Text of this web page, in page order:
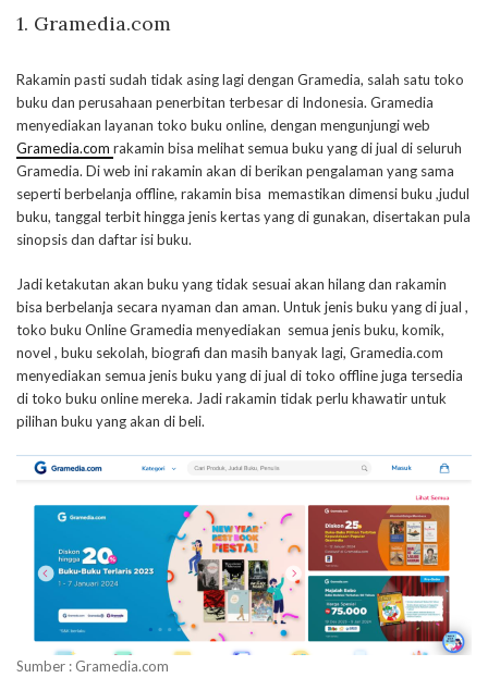
1. Gramedia.com
Rakamin pasti sudah tidak asing lagi dengan Gramedia, salah satu toko
buku dan perusahaan penerbitan terbesar di Indonesia. Gramedia
menyediakan layanan toko buku online, dengan mengunjungi web
Gramedia.com rakamin bisa melihat semua buku yang di jual di seluruh
Gramedia. Di web ini rakamin akan di berikan pengalaman yang sama
seperti berbelanja offline, rakamin bisa memastikan dimensi buku ,judul
buku, tanggal terbit hingga jenis kertas yang di gunakan, disertakan pula
sinopsis dan daftar isi buku.
Jadi ketakutan akan buku yang tidak sesuai akan hilang dan rakamin
bisa berbelanja secara nyaman dan aman. Untuk jenis buku yang di jual ,
toko buku Online Gramedia menyediakan semua jenis buku, komik,
novel , buku sekolah, biografi dan masih banyak lagi, Gramedia.com
menyediakan semua jenis buku yang di jual di toko offline juga tersedia
di toko buku online mereka. Jadi rakamin tidak perlu khawatir untuk
pilihan buku yang akan di beli.
Sumber : Gramedia.com